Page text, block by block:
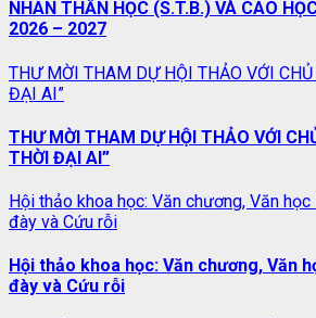
NHÂN THẦN HỌC (S.T.B.) VÀ CAO
2026 – 2027
THƯ MỜI THAM DỰ HỘI THẢO VỚI
ĐẠI AI”
THƯ MỜI THAM DỰ HỘI THẢO VỚI
THỜI ĐẠI AI”
Hội thảo khoa học: Văn chương, Văn
đày và Cứu rỗi
Hội thảo khoa học: Văn chương, Văn
đày và Cứu rỗi